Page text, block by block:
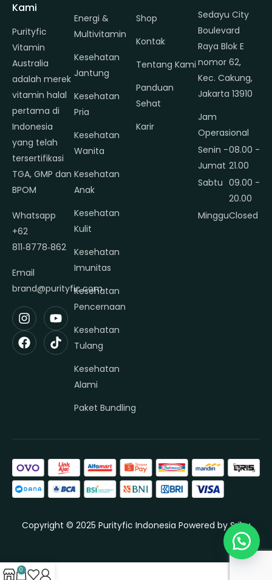
Kami
Purityfic
Vitamin
Australia
adalah merek
vitamin halal
pertama di
Indonesia
yang telah
tersertifikasi
TGA, GMP dan
BPOM
Whatsapp
+62
811‑8778‑862
Email
brand@purityfic.com
Energi &
Multivitamin
Kesehatan
Jantung
Kesehatan
Pria
Kesehatan
Wanita
Kesehatan
Anak
Kesehatan
Kulit
Kesehatan
Imunitas
Kesehatan
Pencernaan
Kesehatan
Tulang
Kesehatan
Alami
Paket Bundling
Shop
Kontak
Tentang Kami
Panduan
Sehat
Karir
Sedayu City
Boulevard
Raya Blok E
nomor 62,
Kec. Cakung,
Jakarta 13910
Jam
Operasional
Senin -
Jumat
08.00 -
21.00
Sabtu 09.00 -
20.00
MingguClosed
Copyright © 2025 Purityfic Indonesia Powered bySribu
0